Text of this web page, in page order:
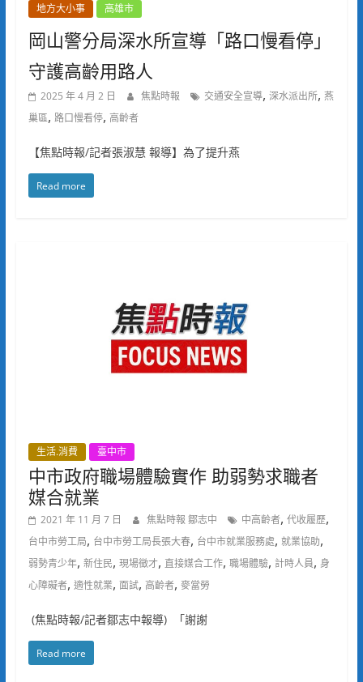
地方大小事 高雄市
岡山警分局深水所宣導「路口慢看停」
守護高齡用路人
2025 年 4 月 2 日 焦點時報 交通安全宣導, 深水派出所, 燕
巢區, 路口慢看停, 高齡者
【焦點時報/記者張淑慧 報導】為了提升燕
Read more
生活.消費 臺中市
中市政府職場體驗實作 助弱勢求職者
媒合就業
2021 年 11 月 7 日 焦點時報 鄒志中 中高齡者, 代收履歷,
台中市勞工局, 台中市勞工局長張大春, 台中市就業服務處, 就業協助,
弱勢青少年, 新住民, 現場徵才, 直接媒合工作, 職場體驗, 計時人員, 身
心障礙者, 適性就業, 面試, 高齡者, 麥當勞
(焦點時報/記者鄒志中報導) 「謝謝
Read more